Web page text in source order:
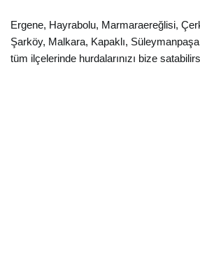
Ergene, Hayrabolu, Marmaraereğlisi,
Şarköy, Malkara, Kapaklı,
tüm ilçelerinde hurdalarınızı bize